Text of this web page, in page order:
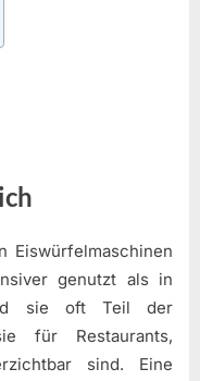
Eiswürfelmaschinen
genutzt als in
sie oft Teil der
für Restaurants,
sind. Eine